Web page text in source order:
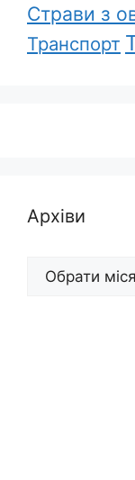
Страви з
Транспорт
Архіви
Архіви